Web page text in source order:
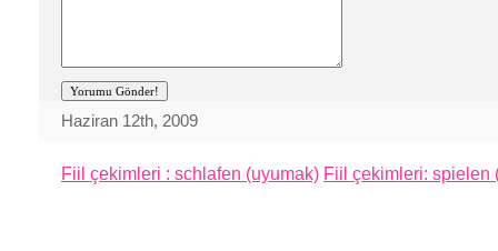
Haziran 12th, 2009
Fiil çekimleri : schlafen (uyumak) Fiil çekimleri: spielen